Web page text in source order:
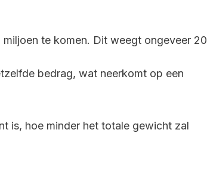
te komen. Dit weegt ongeveer 20
bedrag, wat neerkomt op een
is, hoe minder het totale gewicht zal